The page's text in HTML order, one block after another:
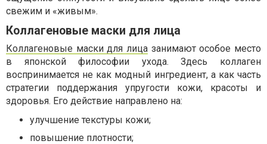
свежим и «живым».
Коллагеновые маски для лица
Коллагеновые маски для лица занимают особое место
в японской философии ухода. Здесь коллаген
воспринимается не как модный ингредиент, а как часть
стратегии поддержания упругости кожи, красоты и
здоровья. Его действие направлено на:
улучшение текстуры кожи;
повышение плотности;